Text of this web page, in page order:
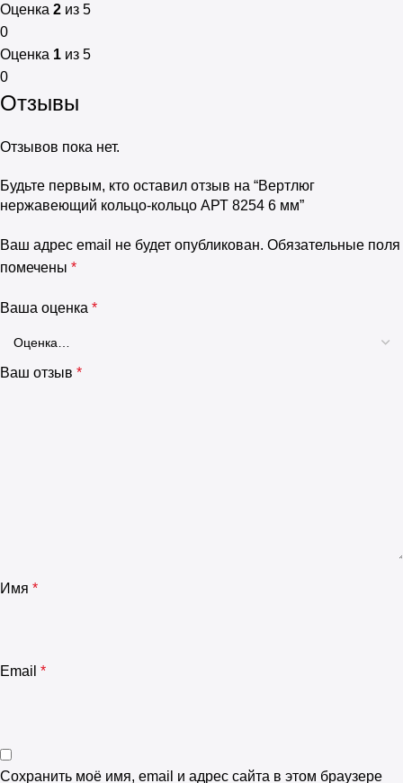
Оценка 2 из 5
0
Оценка 1 из 5
0
Отзывы
Отзывов пока нет.
Будьте первым, кто оставил отзыв на “Вертлюг
нержавеющий кольцо-кольцо АРТ 8254 6 мм”
Ваш адрес email не будет опубликован. Обязательные поля
помечены *
Ваша оценка *
Ваш отзыв *
Имя *
Email *
Сохранить моё имя, email и адрес сайта в этом браузере